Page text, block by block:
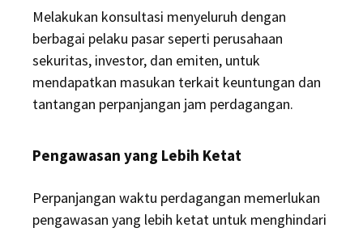
Melakukan konsultasi menyeluruh dengan
berbagai pelaku pasar seperti perusahaan
sekuritas, investor, dan emiten, untuk
mendapatkan masukan terkait keuntungan dan
tantangan perpanjangan jam perdagangan.
Pengawasan yang Lebih Ketat
Perpanjangan waktu perdagangan memerlukan
pengawasan yang lebih ketat untuk menghindari